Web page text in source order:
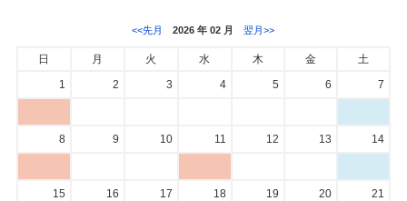
<<先月 2026 年 02 月 翌月>>
日 月 火 水 木 金
土
1
2 3 4 5 6 7
8 9 10 11 12 13 14
15 16 17 18 19 20 21